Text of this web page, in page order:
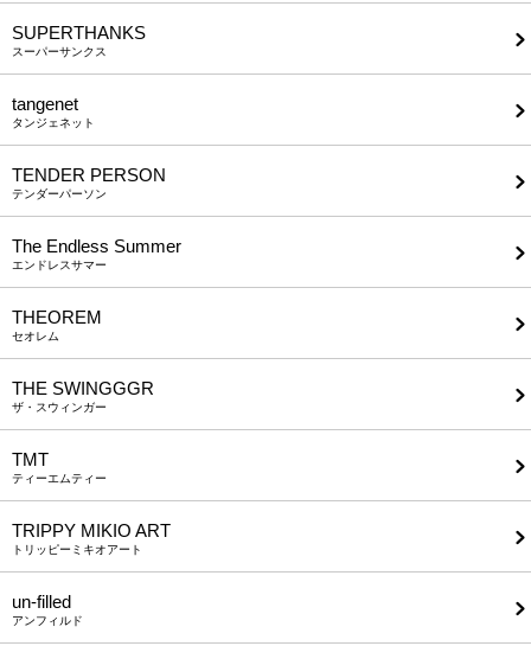
SUPERTHANKS
スーパーサンクス
tangenet
タンジェネット
TENDER PERSON
テンダーパーソン
The Endless Summer
エンドレスサマー
THEOREM
セオレム
THE SWINGGGR
ザ・スウィンガー
TMT
ティーエムティー
TRIPPY MIKIO ART
トリッピーミキオアート
un-filled
アンフィルド